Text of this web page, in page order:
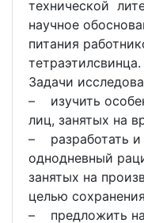
технической
научное
питания
тетраэтилсвинца.
Задачи
– изучить
лиц, занятых на
– разработать и
однодневный
занятых на
целью
– предложить